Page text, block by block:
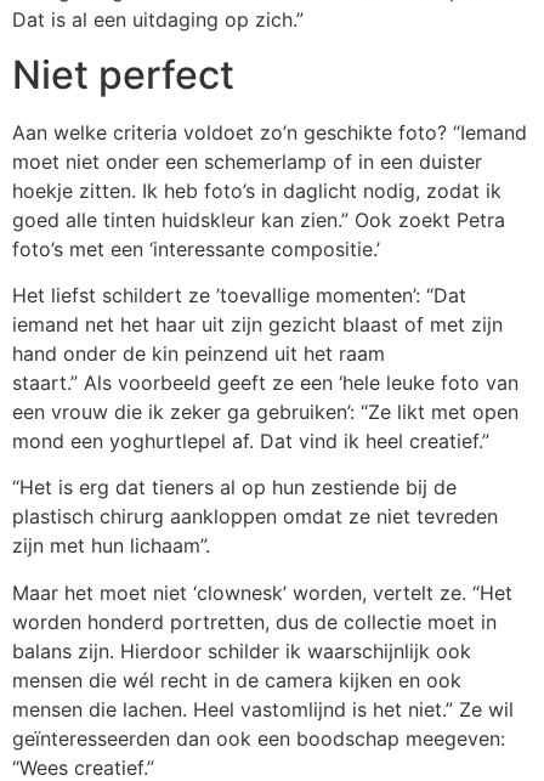
Dat is al een uitdaging op zich.”
Niet perfect
Aan welke criteria voldoet zo’n geschikte foto? “Iemand
moet niet onder een schemerlamp of in een duister
hoekje zitten. Ik heb foto’s in daglicht nodig, zodat ik
goed alle tinten huidskleur kan zien.” Ook zoekt Petra
foto’s met een ‘interessante compositie.’
Het liefst schildert ze ’toevallige momenten’: “Dat
iemand net het haar uit zijn gezicht blaast of met zijn
hand onder de kin peinzend uit het raam
staart.” Als voorbeeld geeft ze een ‘hele leuke foto van
een vrouw die ik zeker ga gebruiken’: “Ze likt met open
mond een yoghurtlepel af. Dat vind ik heel creatief.”
“Het is erg dat tieners al op hun zestiende bij de
plastisch chirurg aankloppen omdat ze niet tevreden
zijn met hun lichaam”.
Maar het moet niet ‘clownesk’ worden, vertelt ze. “Het
worden honderd portretten, dus de collectie moet in
balans zijn. Hierdoor schilder ik waarschijnlijk ook
mensen die wél recht in de camera kijken en ook
mensen die lachen. Heel vastomlijnd is het niet.” Ze wil
geïnteresseerden dan ook een boodschap meegeven:
“Wees creatief.”